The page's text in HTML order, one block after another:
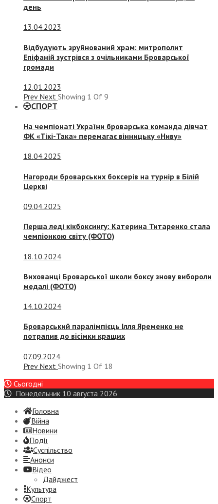
день
13.04.2023
Відбудують зруйнований храм: митрополит
Епіфаній зустрівся з очільниками Броварської
громади
12.01.2023
Prev Next Showing 1 Of 9
СПОРТ
На чемпіонаті України броварська команда дівчат
ФК «Тікі-Така» перемагає вінницьку «Ниву»
18.04.2025
Нагороди броварських боксерів на турнір в Білій
Церкві
09.04.2025
Перша леді кікбоксингу: Катерина Титаренко стала
чемпіонкою світу (ФОТО)
18.10.2024
Вихованці Броварської школи боксу знову вибороли
медалі (ФОТО)
14.10.2024
Броварський паралімпієць Ілля Яременко не
потрапив до вісімки кращих
07.09.2024
Prev Next Showing 1 Of 18
Сьогодні
Понедельник 10 августа 2026
Головна
Війна
Новини
Події
Суспiльство
Анонси
Відео
Дайджест
Культура
Спорт